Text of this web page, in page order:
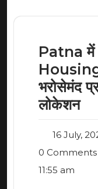
Patna में
भरोसेमंद
लोकेशन
16 July,
0 Comments
11:55 am